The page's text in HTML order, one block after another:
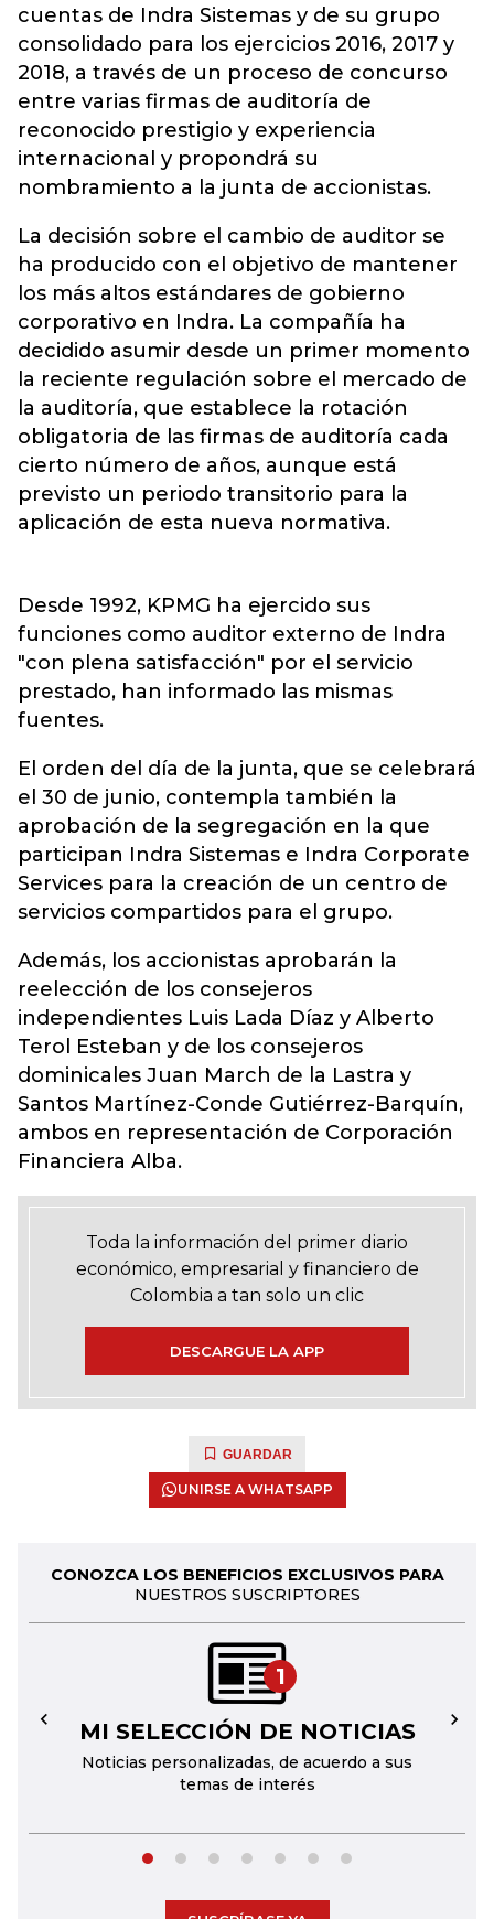
cuentas de Indra Sistemas y de su grupo
consolidado para los ejercicios 2016, 2017 y
2018, a través de un proceso de concurso
entre varias firmas de auditoría de
reconocido prestigio y experiencia
internacional y propondrá su
nombramiento a la junta de accionistas.
La decisión sobre el cambio de auditor se
ha producido con el objetivo de mantener
los más altos estándares de gobierno
corporativo en Indra. La compañía ha
decidido asumir desde un primer momento
la reciente regulación sobre el mercado de
la auditoría, que establece la rotación
obligatoria de las firmas de auditoría cada
cierto número de años, aunque está
previsto un periodo transitorio para la
aplicación de esta nueva normativa.
Desde 1992, KPMG ha ejercido sus
funciones como auditor externo de Indra
"con plena satisfacción" por el servicio
prestado, han informado las mismas
fuentes.
El orden del día de la junta, que se celebrará
el 30 de junio, contempla también la
aprobación de la segregación en la que
participan Indra Sistemas e Indra Corporate
Services para la creación de un centro de
servicios compartidos para el grupo.
Además, los accionistas aprobarán la
reelección de los consejeros
independientes Luis Lada Díaz y Alberto
Terol Esteban y de los consejeros
dominicales Juan March de la Lastra y
Santos Martínez-Conde Gutiérrez-Barquín,
ambos en representación de Corporación
Financiera Alba.
Toda la información del primer diario
económico, empresarial y financiero de
Colombia a tan solo un clic
DESCARGUE LA APP
GUARDAR
UNIRSE A WHATSAPP
CONOZCA LOS BENEFICIOS EXCLUSIVOS PARA
NUESTROS SUSCRIPTORES
1
MI SELECCIÓN DE NOTICIAS
Noticias personalizadas, de acuerdo a sus
temas de interés
← →